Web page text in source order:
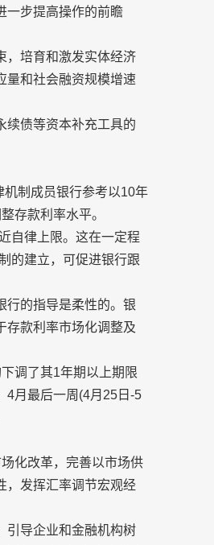
一步提高操作的前瞻
，培育和激发实体经济
量和社会融资规模增速
续债等资本补充工具的
制成员银行参考以10年
存款利率水平。
自律上限。这在一定程
的建立，可促进银行跟
行的指导是柔性的。银
存款利率市场化调整及
调了其1年期以上期限
4月最后一周(4月25日-5
化改革，完善以市场供
，发挥汇率调节宏观经
引导企业和金融机构树